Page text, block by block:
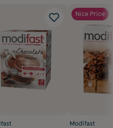
Nice Price
Modifast